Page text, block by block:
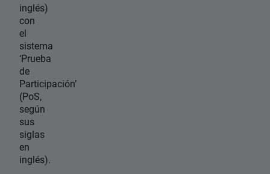
inglés)
con
el
sistema
‘Prueba
de
Participación’
(PoS,
según
sus
siglas
en
inglés).